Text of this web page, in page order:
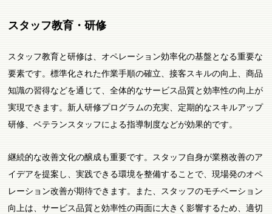
スタッフ教育・研修
スタッフ教育と研修は、オペレーション効率化の基盤となる重要な
要素です。標準化された作業手順の確立、接客スキルの向上、商品
知識の習得などを通じて、全体的なサービス品質と効率性の向上が
実現できます。新人研修プログラムの充実、定期的なスキルアップ
研修、ベテランスタッフによる指導制度などが効果的です。
継続的な改善文化の醸成も重要です。スタッフ自身が業務改善のア
イデアを提案し、実践できる環境を整備することで、現場発のオペ
レーション改善が期待できます。また、スタッフのモチベーション
向上は、サービス品質と効率性の両面に大きく影響するため、適切